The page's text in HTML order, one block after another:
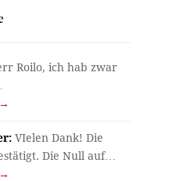
Roilo, ich hab zwar
VIelen Dank! Die
Die Null auf…